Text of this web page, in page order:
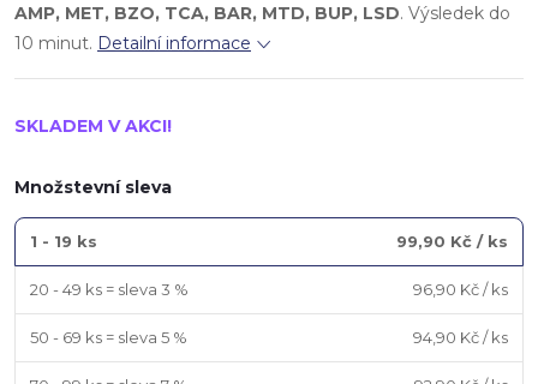
AMP, MET, BZO, TCA, BAR, MTD, BUP, LSD. Výsledek do
10 minut. Detailní informace
SKLADEM V AKCI!
Množstevní sleva
1 - 19 ks 99,90 Kč / ks
20 - 49 ks = sleva 3 % 96,90 Kč/ ks
50 - 69 ks = sleva 5 % 94,90 Kč/ ks